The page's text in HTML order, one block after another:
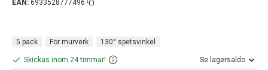
EAN: 6933528777496
5 pack För murverk 130° spetsvinkel
Skickas inom 24 timmar! Se lagersaldo